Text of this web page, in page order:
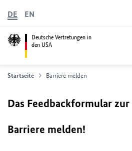
Deutsche Vertretungen in
den USA
DE EN
Startseite Barriere melden
Das Feedbackformular
Barriere melden!